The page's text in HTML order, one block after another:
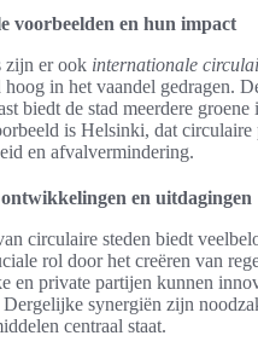
voorbeelden en hun impact
zijn er ook internationale
in het vaandel gedragen.
biedt de stad meerdere
is Helsinki, dat
en afvalvermindering.
en uitdagingen
circulaire steden biedt
rol door het creëren van
en private partijen kunnen
synergiën zijn
centraal staat.